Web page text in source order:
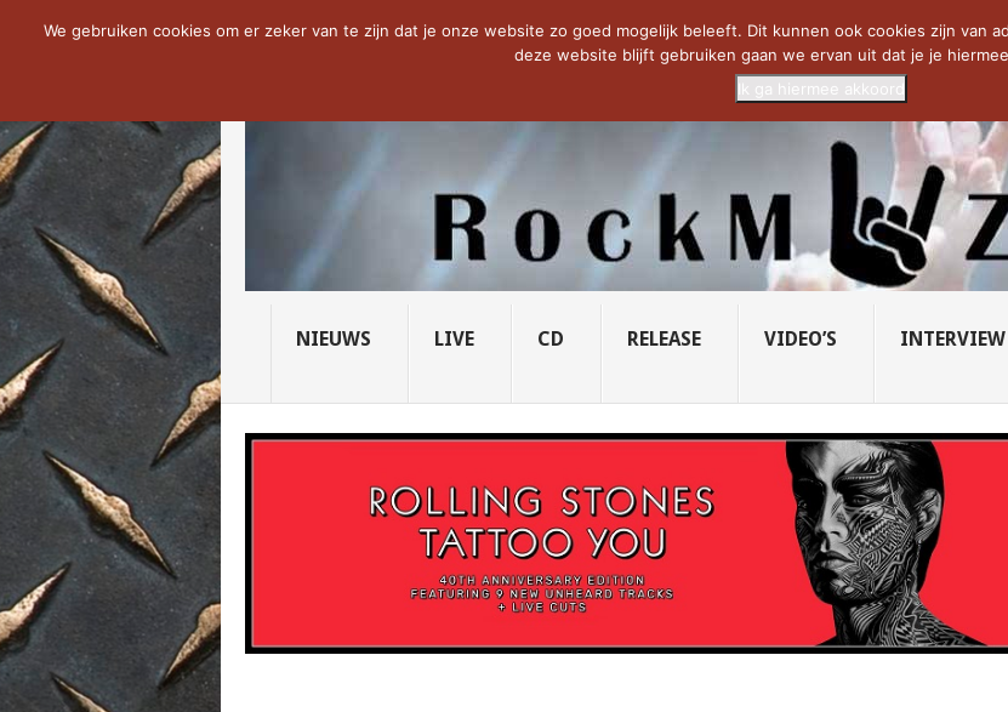
NOW TRENDING: THE VICIOUS HEAD SOCIETY... PRIDE OF LIONS – U... SAVATAGE KOMT TERUG
NIEUWS LIVE CD RELEASE VIDEO’S INTERVIEW
We gebruiken cookies om er zeker van te zijn dat je onze website zo goed mogelijk beleeft. Dit kunnen ook cookies zijn
deze website blijft gebruiken gaan we ervan uit dat je je
Ik ga hiermee akkoord